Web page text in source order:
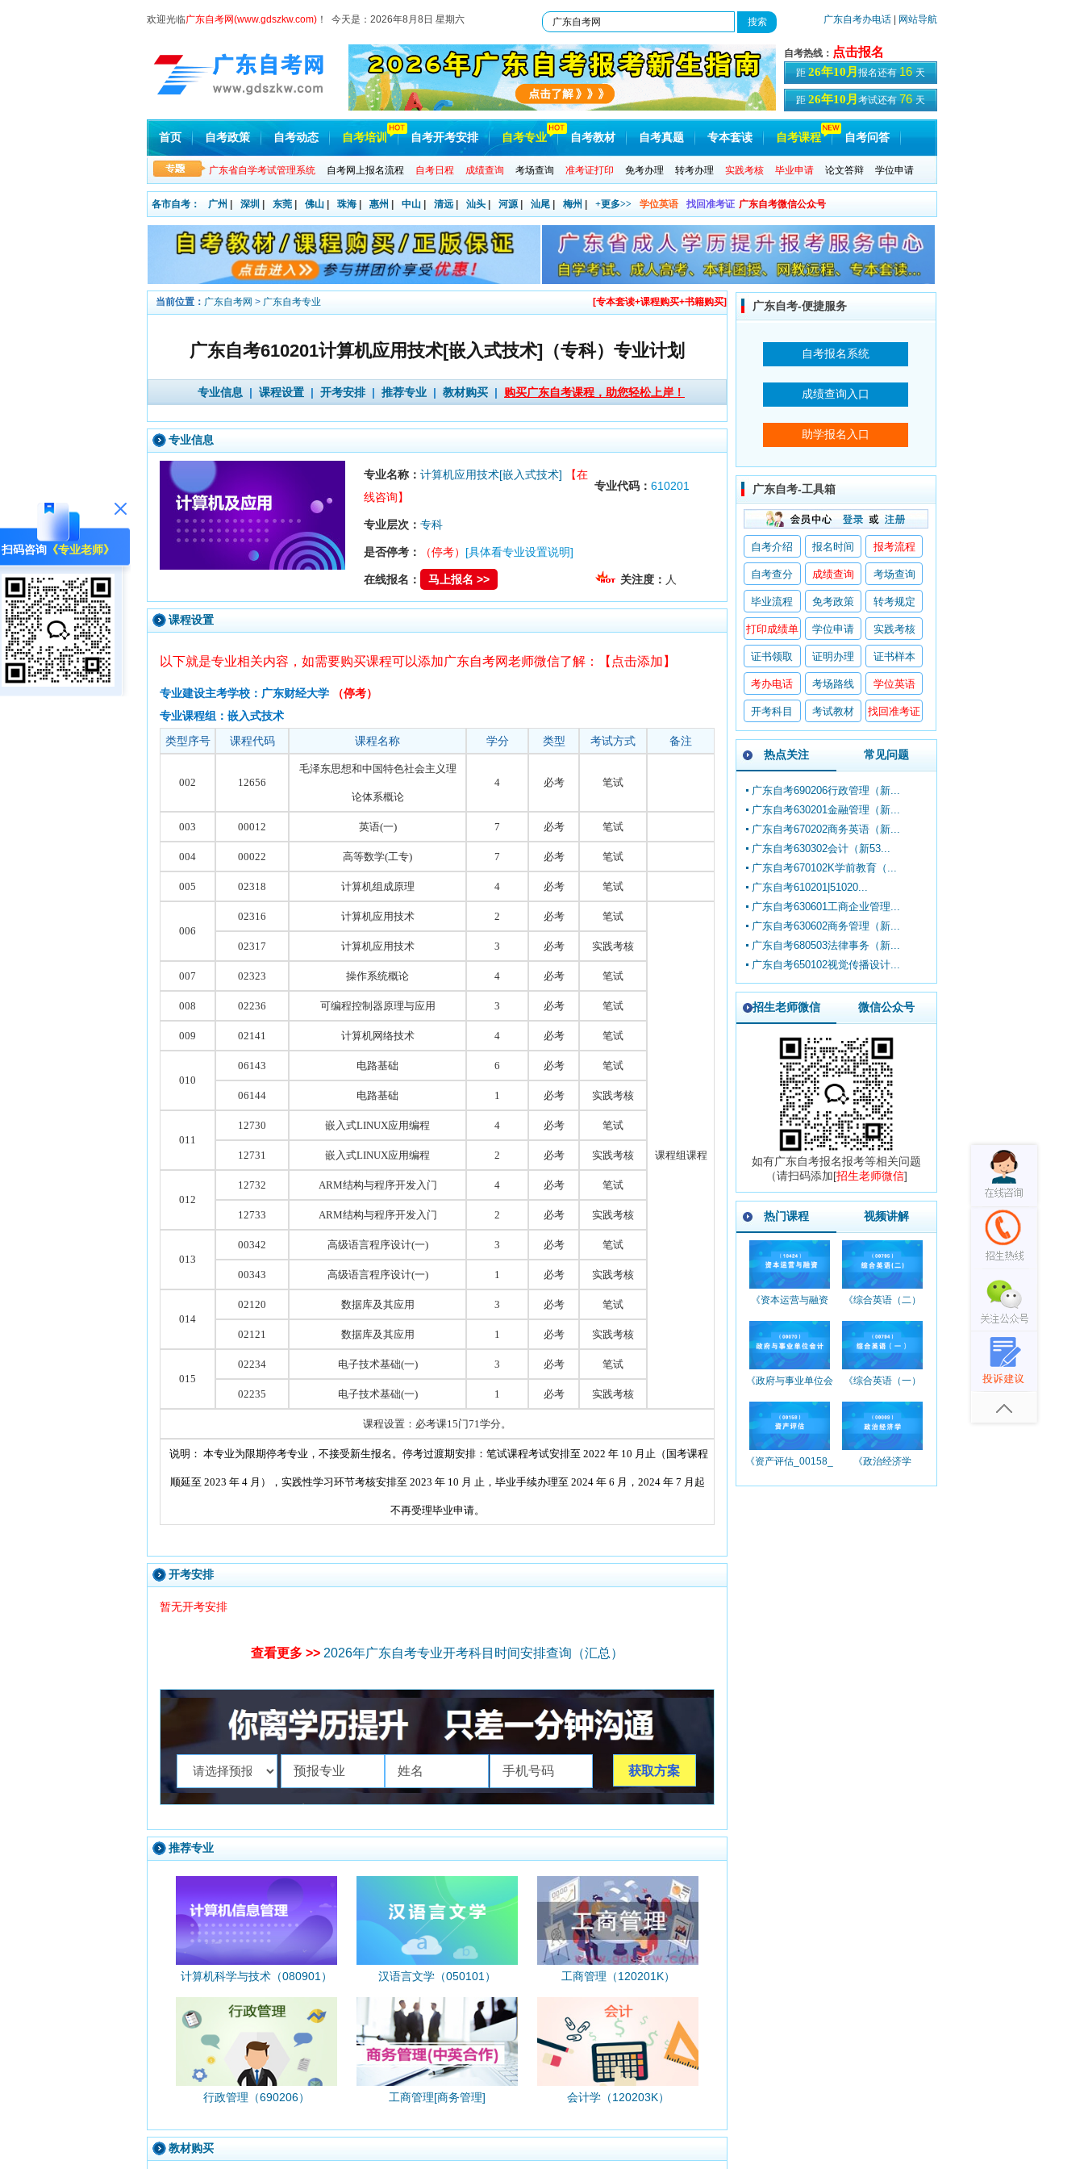
欢迎光临广东自考网(www.gdszkw.com) ！ 今天是： 2026年8月8日 星期六 广东自考办电话 网站导航
自考热线： 点击报名
距 26年10月 报名还有 16 天
距 26年10月 考试还有 76 天
首页 自考政策 自考动态 自考培训 自考开考安排 自考专业 自考教材 自考真题 专本套读 自考课程 自考问答
广东省自学考试管理系统 自考网上报名流程 自考日程 成绩查询 考场查询 准考证打印 免考办理 转考办理 实践考核 毕业申请 论文答辩 学位申请
各市自考： 广州 深圳 东莞 佛山 珠海 惠州 中山 清远 汕头 河源| 汕尾 梅州 +更多>> 学位英语 找回准考证 广东自考微信公众号
当前位置： 广东自考网 > 广东自考专业 [专本套读+课程购买+书籍购买]
广东自考610201计算机应用技术[嵌入式技术]（专科）专业计划
专业信息 | 课程设置 | 开考安排 | 推荐专业 | 教材购买 | 购买广东自考课程，助您轻松上岸！
专业信息
专业名称： 计算机应用技术[嵌入式技术]
【在
线咨询】
专业代码： 610201
专业层次： 专科
是否停考： （停考） [具体看专业设置说明]
在线报名： 马上报名 >> 关注度： 人
课程设置
以下就是专业相关内容，如需要购买课程可以添加广东自考网老师微信了解：【点击添加】
专业建设主考学校：广东财经大学
（停考）
专业课程组：嵌入式技术
类型序号 课程代码 课程名称 学分 类型 考试方式 备注
002 12656
毛泽东思想和中国特色社会主义理
论体系概论
4 必考 笔试
003 00012 英语(一) 7 必考 笔试
004 00022 高等数学(工专) 7 必考 笔试
005 02318 计算机组成原理 4 必考 笔试
006
02316 计算机应用技术 2 必考 笔试
课程组课程
02317 计算机应用技术 3 必考 实践考核
007 02323 操作系统概论 4 必考 笔试
008 02236 可编程控制器原理与应用 3 必考 笔试
009 02141 计算机网络技术 4 必考 笔试
010
06143 电路基础 6 必考 笔试
06144 电路基础 1 必考 实践考核
011
12730 嵌入式LINUX应用编程 4 必考 笔试
12731 嵌入式LINUX应用编程 2 必考 实践考核
012
12732 ARM结构与程序开发入门 4 必考 笔试
12733 ARM结构与程序开发入门 2 必考 实践考核
013
00342 高级语言程序设计(一) 3 必考 笔试
00343 高级语言程序设计(一) 1 必考 实践考核
014
02120 数据库及其应用 3 必考 笔试
02121 数据库及其应用 1 必考 实践考核
015
02234 电子技术基础(一) 3 必考 笔试
02235 电子技术基础(一) 1 必考 实践考核
课程设置：必考课15门71学分。
说明： 本专业为限期停考专业，不接受新生报名。停考过渡期安排：笔试课程考试安排至 2022 年 10 月止（国考课程
顺延至 2023 年 4 月），实践性学习环节考核安排至 2023 年 10 月 止，毕业手续办理至 2024 年 6 月，2024 年 7 月起
不再受理毕业申请。
开考安排
暂无开考安排
查看更多 >> 2026年广东自考专业开考科目时间安排查询（汇总）
获取方案
推荐专业
计算机科学与技术（080901） 汉语言文学（050101） 工商管理（120201K）
行政管理（690206）
工商管理[商务管理]
会计学（120203K）
教材购买
广东自考-便捷服务
广东自考-工具箱
自考介绍 报名时间 报考流程
自考查分 成绩查询 考场查询
毕业流程 免考政策 转考规定
打印成绩单 学位申请 实践考核
证书领取 证明办理 证书样本
考办电话 考场路线 学位英语
开考科目 考试教材 找回准考证
热点关注 常见问题
广东自考690206行政管理（新...
广东自考630201金融管理（新...
广东自考670202商务英语（新...
广东自考630302会计（新53...
广东自考670102K学前教育（...
广东自考610201|51020...
广东自考630601工商企业管理...
广东自考630602商务管理（新...
广东自考680503法律事务（新...
广东自考650102视觉传播设计...
招生老师微信 微信公众号
如有广东自考报名报考等相关问题
（请扫码添加[招生老师微信]
热门课程 视频讲解
《资本运营与融资
《综合英语（二）
《政府与事业单位会
《综合英语（一）
《资产评估_00158_
《政治经济学
扫码咨询 《专业老师》